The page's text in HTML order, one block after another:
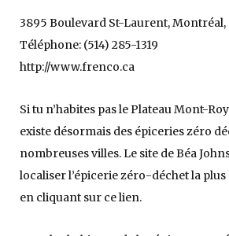
3895 Boulevard St-Laurent, Montréal,
Téléphone: (514) 285-1319
http://www.frenco.ca
Si tu n’habites pas le Plateau Mont-
existe désormais des épiceries zéro
nombreuses villes. Le site de Béa
localiser l’épicerie zéro-déchet la
en cliquant sur ce lien.